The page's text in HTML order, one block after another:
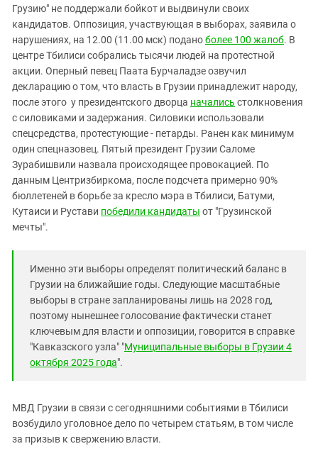
Грузию" не поддержали бойкот и выдвинули своих
кандидатов. Оппозиция, участвующая в выборах, заявила о
нарушениях, на 12.00 (11.00 мск) поданоболее 100 жалоб. В
центре Тбилиси собрались тысячи людей на протестной
акции. Оперный певец Паата Бурчаладзе озвучил
декларацию о том, что власть в Грузии принадлежит народу,
после этого у президентского дворца начались столкновения
с силовиками и задержания. Силовики использовали
спецсредства, протестующие - петарды. Ранен как минимум
один спецназовец. Пятый президент Грузии Саломе
Зурабишвили назвала происходящее провокацией. По
данным Центризбиркома, после подсчета примерно 90%
бюллетеней в борьбе за кресло мэра в Тбилиси, Батуми,
Кутаиси и Рустави победили кандидаты от "Грузинской
мечты".
Именно эти выборы определят политический баланс в
Грузии на ближайшие годы. Следующие масштабные
выборы в стране запланированы лишь на 2028 год,
поэтому нынешнее голосование фактически станет
ключевым для власти и оппозиции, говорится в справке
"Кавказского узла" "Муниципальные выборы в Грузии 4
октября 2025 года".
МВД Грузии в связи с сегодняшними событиями в Тбилиси
возбудило уголовное дело по четырем статьям, в том числе
за призыв к свержению власти.